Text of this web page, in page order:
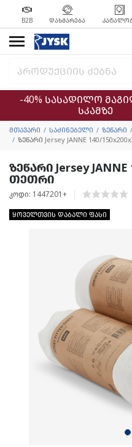
B2B ᲓᲐᲮᲛᲐᲠᲔᲑᲐ
-40% სასადილო
სკამზე
მთავარი საძინებელი ზეწარი
ზეწარი Jersey JANNE 140/
ზეწარი Jersey JANNE
თეთრი
კოდი: 1447201+
ყოველთვის დაბალი ფასი